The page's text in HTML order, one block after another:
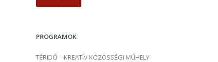
s
:PROGRAMOK
TÉRIDŐ – KREATÍV KÖZÖSSÉGI MŰHELY